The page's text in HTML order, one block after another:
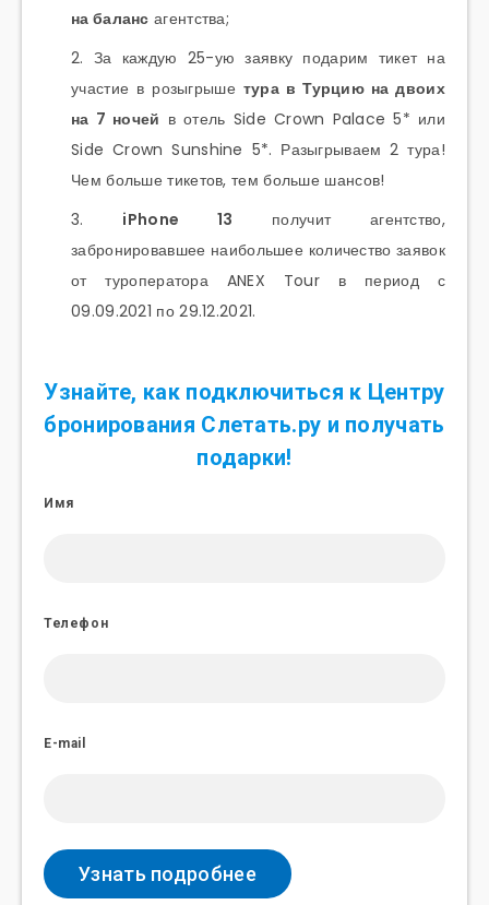
на баланс агентства;
За каждую 25-ую заявку подарим тикет на
участие в розыгрыше тура в Турцию на двоих
на 7 ночей в отель Side Crown Palace 5* или
Side Crown Sunshine 5*. Разыгрываем 2 тура!
Чем больше тикетов, тем больше шансов!
iPhone 13 получит агентство,
забронировавшее наибольшее количество заявок
от туроператора ANEX Tour в период с
09.09.2021 по 29.12.2021.
Узнайте, как подключиться к Центру
бронирования Слетать.ру и получать
подарки!
Имя
Телефон
E-mail